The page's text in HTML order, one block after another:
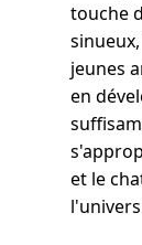
touche
jeunes
en
et le